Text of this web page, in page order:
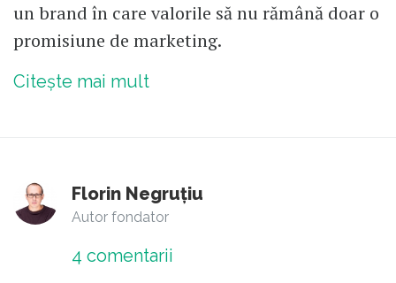
un brand în care valorile să nu rămână doar o
promisiune de marketing.
Citește mai mult
Florin Negruțiu
Autor fondator
4 comentarii